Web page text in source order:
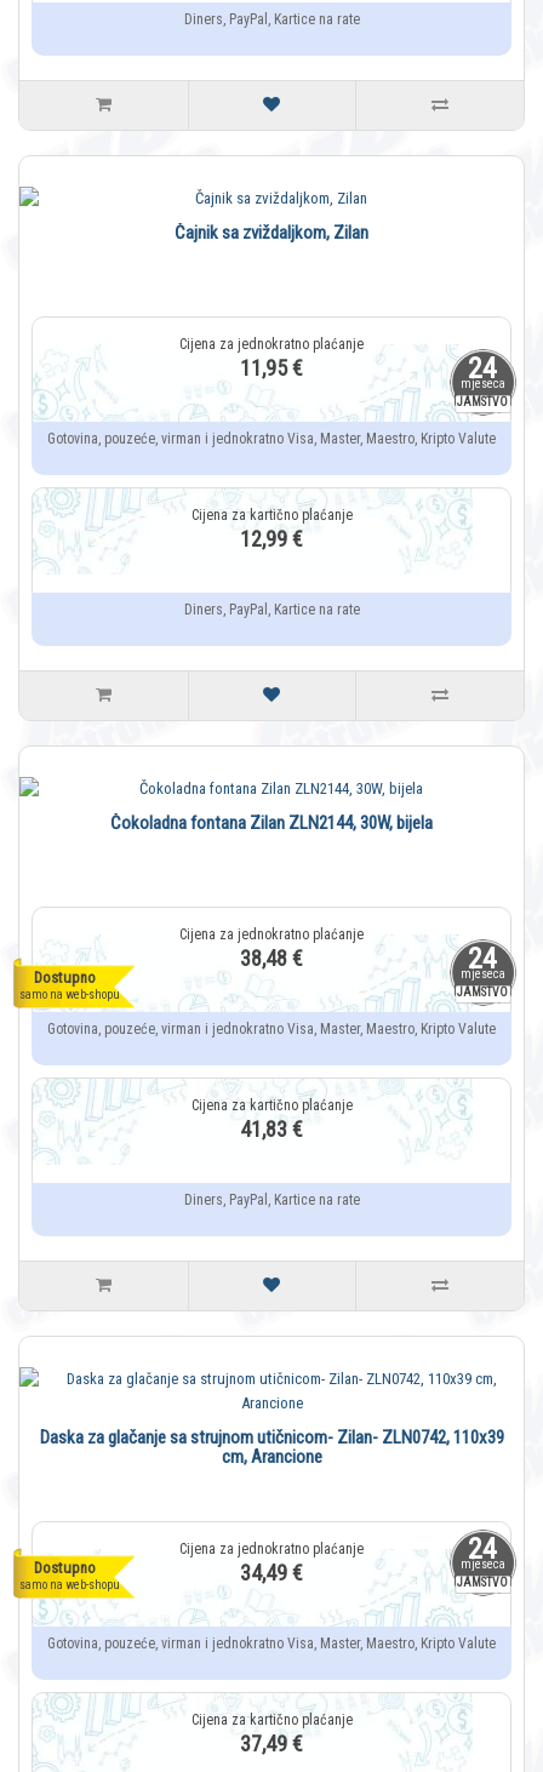
Diners, PayPal, Kartice na rate
24
mjeseca
JAMSTVO
Čajnik sa zviždaljkom, Zilan
11,95 €
Gotovina, pouzeće, virman i jednokratno Visa, Master, Maestro, Kripto Valute
12,99 €
Diners, PayPal, Kartice na rate
24
mjeseca
JAMSTVO
Dostupno
samo na web-shopu
Čokoladna fontana Zilan ZLN2144, 30W, bijela
38,48 €
Gotovina, pouzeće, virman i jednokratno Visa, Master, Maestro, Kripto Valute
41,83 €
Diners, PayPal, Kartice na rate
24
mjeseca
JAMSTVO
Dostupno
samo na web-shopu
Daska za glačanje sa strujnom utičnicom- Zilan- ZLN0742, 110x39
cm, Arancione
34,49 €
Gotovina, pouzeće, virman i jednokratno Visa, Master, Maestro, Kripto Valute
37,49 €